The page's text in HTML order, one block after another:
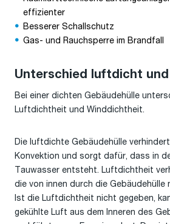
effizienter
Besserer Schallschutz
Gas- und Rauchsperre im Brandfall
Unterschied luftdicht
Bei einer dichten Gebäudehülle
Luftdichtheit und Winddichtheit.
Die luftdichte Gebäudehülle
Konvektion und sorgt dafür, dass in
Tauwasser entsteht. Luftdichtheit
die von innen durch die Gebäudehülle
Ist die Luftdichtheit nicht gegeben,
gekühlte Luft aus dem Inneren des